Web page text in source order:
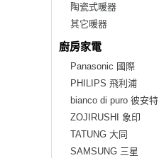
陶瓷式暖器
其它暖器
廚房家電
Panasonic 國際
PHILIPS 飛利浦
bianco di puro 彼安特
ZOJIRUSHI 象印
TATUNG 大同
SAMSUNG 三星